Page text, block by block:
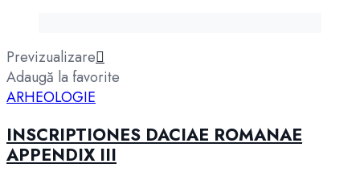
Previzualizare
Adaugă la favorite
ARHEOLOGIE
INSCRIPTIONES DACIAE ROMANAE
APPENDIX III